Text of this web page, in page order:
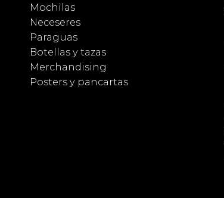
Mochilas
Neceseres
Paraguas
Botellas y tazas
Merchandising
Posters y pancartas